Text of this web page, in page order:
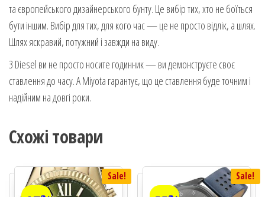
та європейського дизайнерського бунту. Це вибір тих, хто не боїться
бути іншим. Вибір для тих, для кого час — це не просто відлік, а шлях.
Шлях яскравий, потужний і завжди на виду.
З Diesel ви не просто носите годинник — ви демонструєте своє
ставлення до часу. А Miyota гарантує, що це ставлення буде точним і
надійним на довгі роки.
Схожі товари
Sale! Sale!